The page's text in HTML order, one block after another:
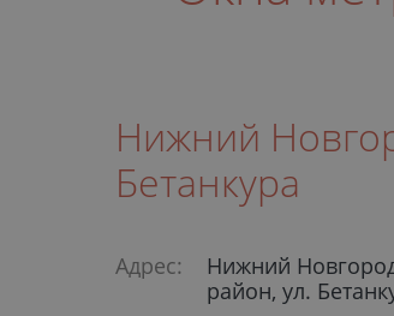
Нижний
Бетанкура
Адрес:
Нижний
район, ул.